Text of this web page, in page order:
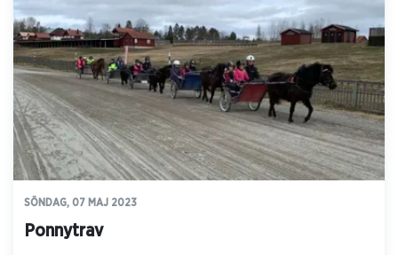
SÖNDAG, 07 MAJ 2023
Ponnytrav